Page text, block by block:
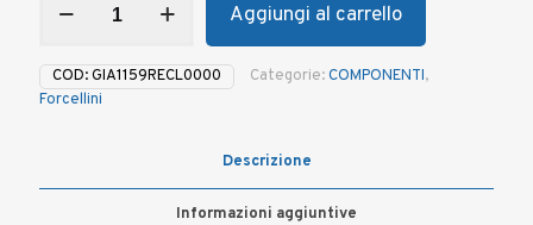
GIANT
cambio
posteriore
001
Aggiungi al carrello
COD:GIA1159RECL0000 Categorie:COMPONENTI,
Forcellini
Descrizione
Informazioni aggiuntive